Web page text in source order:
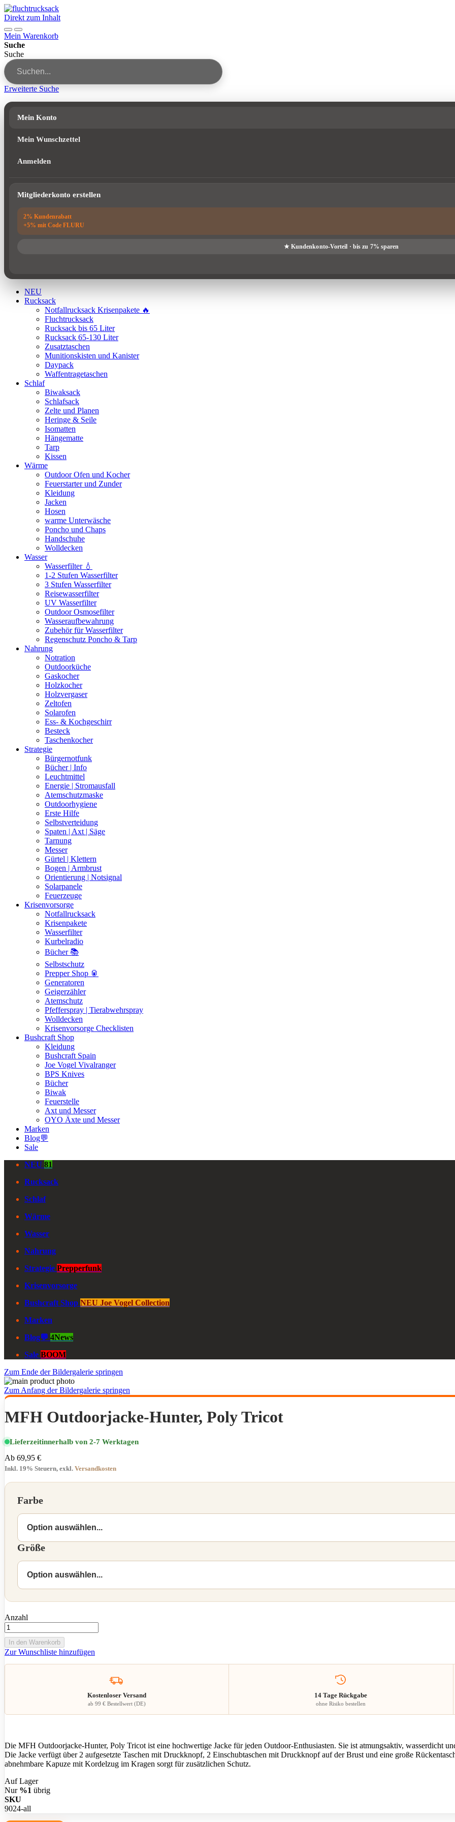
Direkt zum Inhalt
Mein Warenkorb
Suche
Suche
Erweiterte Suche
Mein Konto
Mein Wunschzettel
Anmelden
Mitgliederkonto erstellen
NEU
Rucksack
Notfallrucksack Krisenpakete 🔥
Fluchtrucksack
Rucksack bis 65 Liter
Rucksack 65-130 Liter
Zusatztaschen
Munitionskisten und Kanister
Daypack
Waffentragetaschen
Schlaf
Biwaksack
Schlafsack
Zelte und Planen
Heringe & Seile
Isomatten
Hängematte
Tarp
Kissen
Wärme
Outdoor Ofen und Kocher
Feuerstarter und Zunder
Kleidung
Jacken
Hosen
warme Unterwäsche
Poncho und Chaps
Handschuhe
Wolldecken
Wasser
Wasserfilter 💧
1-2 Stufen Wasserfilter
3 Stufen Wasserfilter
Reisewasserfilter
UV Wasserfilter
Outdoor Osmosefilter
Wasseraufbewahrung
Zubehör für Wasserfilter
Regenschutz Poncho & Tarp
Nahrung
Notration
Outdoorküche
Gaskocher
Holzkocher
Holzvergaser
Zeltofen
Solarofen
Ess- & Kochgeschirr
Besteck
Taschenkocher
Strategie
Bürgernotfunk
Bücher | Info
Leuchtmittel
Energie | Stromausfall
Atemschutzmaske
Outdoorhygiene
Erste Hilfe
Selbstverteidung
Spaten | Axt | Säge
Tarnung
Messer
Gürtel | Klettern
Bogen | Armbrust
Orientierung | Notsignal
Solarpanele
Feuerzeuge
Krisenvorsorge
Notfallrucksack
Krisenpakete
Wasserfilter
Kurbelradio
Bücher 📚
Selbstschutz
Prepper Shop 🥫
Generatoren
Geigerzähler
Atemschutz
Pfefferspray | Tierabwehrspray
Wolldecken
Krisenvorsorge Checklisten
Bushcraft Shop
Kleidung
Bushcraft Spain
Joe Vogel Vivalranger
BPS Knives
Bücher
Biwak
Feuerstelle
Axt und Messer
OYO Äxte und Messer
Marken
Blog💬
Sale
NEU 81
Rucksack
Schlaf
Wärme
Wasser
Nahrung
Strategie Prepperfunk
Krisenvorsorge
Bushcraft Shop NEU Joe Vogel Collection
Marken
Blog💬 4News
Sale BOOM
Zum Ende der Bildergalerie springen
Zum Anfang der Bildergalerie springen
MFH Outdoorjacke-Hunter, Poly Tricot
Lieferzeitinnerhalb von 2-7 Werktagen
Ab 69,95 €
Inkl. 19% Steuern, exkl. Versandkosten
Farbe
Größe
Anzahl
In den Warenkorb
Zur Wunschliste hinzufügen
Kostenloser Versand
ab 99 € Bestellwert (DE)
14 Tage Rückgabe
ohne Risiko bestellen
Die MFH Outdoorjacke-Hunter, Poly Tricot ist eine hochwertige Jacke für jeden Outdoor-Enthusiasten. Sie ist atmungsaktiv, wasserdicht
Die Jacke verfügt über 2 aufgesetzte Taschen mit Druckknopf, 2 Einschubtaschen mit Druckknopf auf der Brust und eine große
abnehmbare Kapuze mit Kordelzug im Kragen sorgt für zusätzlichen Schutz.
Auf Lager
Nur %1 übrig
SKU
9024-all